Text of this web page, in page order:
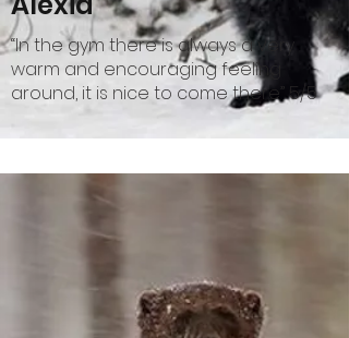
“In the gym there is always a very
warm and encouraging feeling
around, it is nice to come there” 5/5